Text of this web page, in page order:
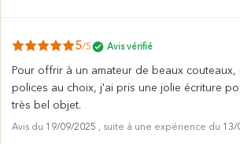
5/5 Avis vérifié
Pour offrir à un amateur de beaux couteaux,
polices au choix, j'ai pris une jolie écriture
très bel objet.
Avis du 19/09/2025 , suite à une expérience du 13/